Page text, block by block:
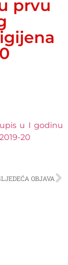
prvu
u I godinu
20
OBJAVA